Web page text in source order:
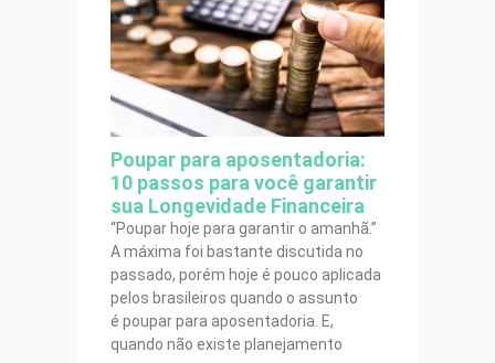
Poupar para aposentadoria:
10 passos para você garantir
sua Longevidade Financeira
“Poupar hoje para garantir o amanhã.”
A máxima foi bastante discutida no
passado, porém hoje é pouco aplicada
pelos brasileiros quando o assunto
é poupar para aposentadoria. E,
quando não existe planejamento